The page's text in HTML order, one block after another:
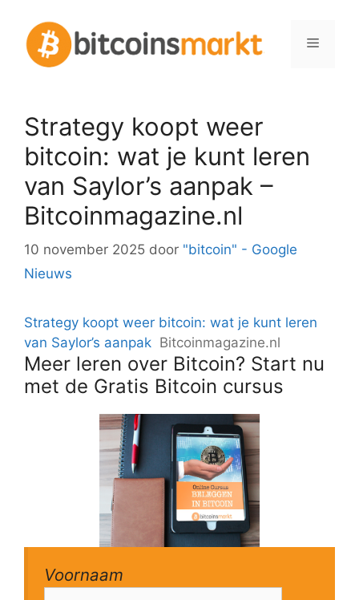
inhoud
Menu
Strategy koopt weer
bitcoin: wat je kunt leren
van Saylor’s aanpak –
Bitcoinmagazine.nl
10 november 2025 door "bitcoin" - Google
Nieuws
Strategy koopt weer bitcoin: wat je kunt leren
van Saylor’s aanpak Bitcoinmagazine.nl
Meer leren over Bitcoin? Start nu
met de Gratis Bitcoin cursus
Voornaam